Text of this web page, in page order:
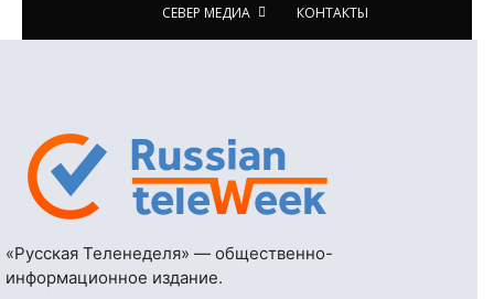
СЕВЕР МЕДИА КОНТАКТЫ
«Русская Теленеделя» — общественно-
информационное издание.